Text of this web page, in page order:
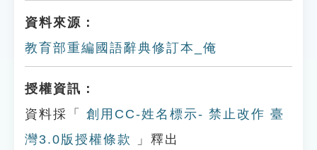
資料來源：
教育部重編國語辭典修訂本_俺
授權資訊：
資料採「
創用CC-姓名標示- 禁止改作 臺
灣3.0版授權條款
」釋出